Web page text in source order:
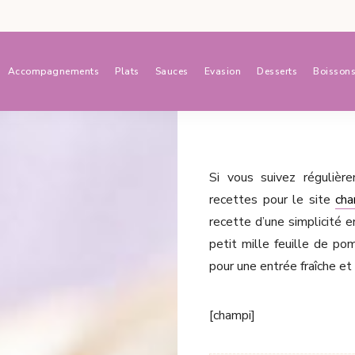
Accompagnements Plats Sauces Evasion Desserts Boissons
Si vous suivez
recettes pour le site
recette d’une simplicité
petit mille feuille de
pour une entrée fraîche
[champi]